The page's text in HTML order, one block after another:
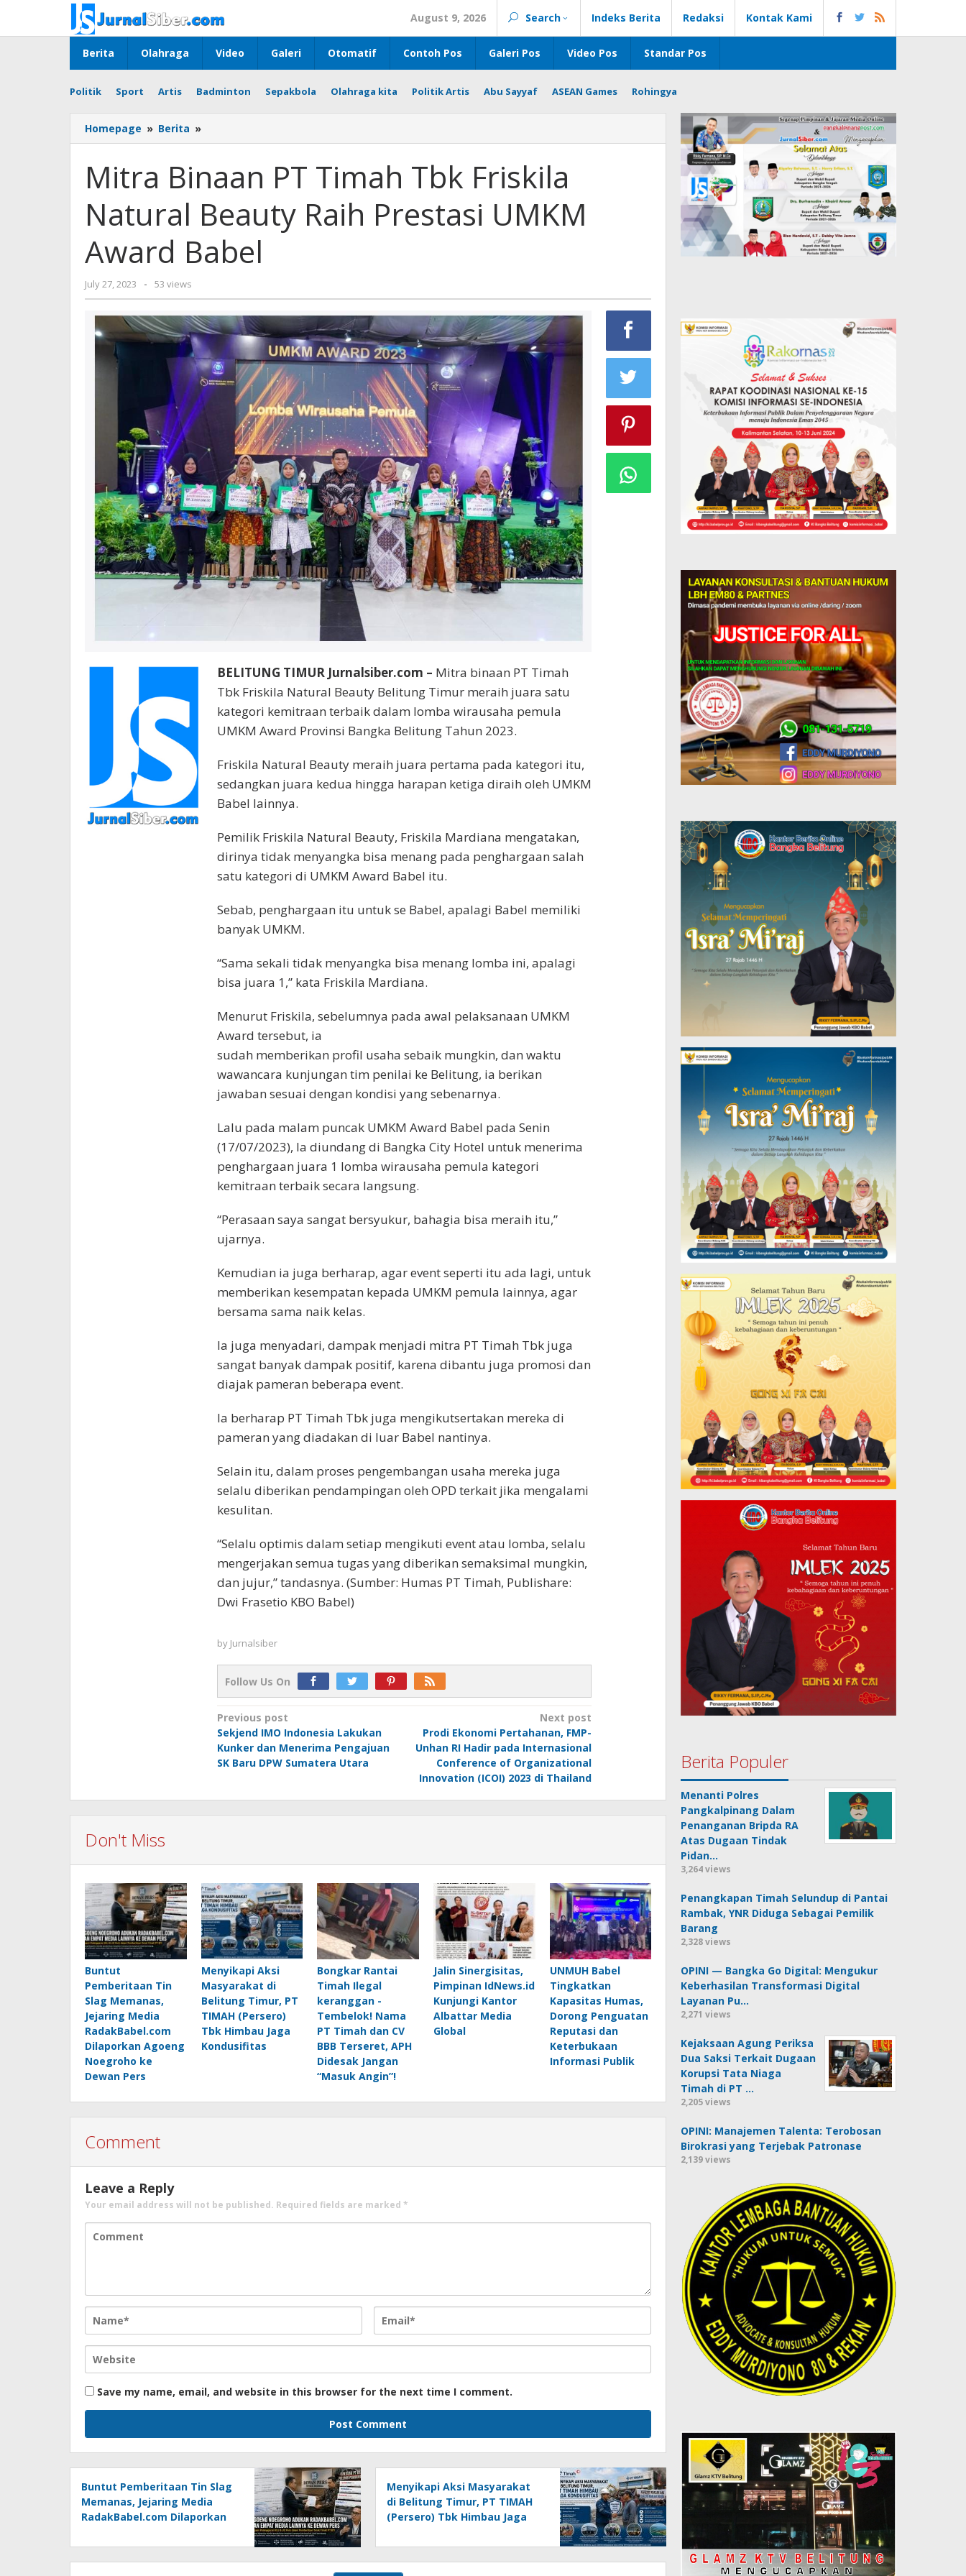
content
August 9, 2026 Search Indeks Berita Redaksi Kontak Kami
Berita Olahraga Video Galeri Otomatif Contoh Pos Galeri Pos Video Pos Standar Pos
Politik Sport Artis Badminton Sepakbola Olahraga kita Politik Artis Abu Sayyaf ASEAN Games Rohingya
Homepage » Berita »
Binaan
Timah
Tbk
Friskila
Natural
Raih
Prestasi
Mitra Binaan PT Timah Tbk Friskila
Natural Beauty Raih Prestasi UMKM
Award Babel
July 27, 2023
by
Jurnalsiber
- 53 views
BELITUNG TIMUR Jurnalsiber.com – Mitra binaan PT Timah
Tbk Friskila Natural Beauty Belitung Timur meraih juara satu
kategori kemitraan terbaik dalam lomba wirausaha pemula
UMKM Award Provinsi Bangka Belitung Tahun 2023.
Friskila Natural Beauty meraih juara pertama pada kategori itu,
sedangkan juara kedua hingga harapan ketiga diraih oleh UMKM
Babel lainnya.
Pemilik Friskila Natural Beauty, Friskila Mardiana mengatakan,
dirinya tidak menyangka bisa menang pada penghargaan salah
satu kategori di UMKM Award Babel itu.
Sebab, penghargaan itu untuk se Babel, apalagi Babel memiliki
banyak UMKM.
“Sama sekali tidak menyangka bisa menang lomba ini, apalagi
bisa juara 1,” kata Friskila Mardiana.
Menurut Friskila, sebelumnya pada awal pelaksanaan UMKM
Award tersebut, ia
sudah memberikan profil usaha sebaik mungkin, dan waktu
wawancara kunjungan tim penilai ke Belitung, ia berikan
jawaban sesuai dengan kondisi yang sebenarnya.
Lalu pada malam puncak UMKM Award Babel pada Senin
(17/07/2023), Ia diundang di Bangka City Hotel untuk menerima
penghargaan juara 1 lomba wirausaha pemula kategori
kemitraan terbaik secara langsung.
“Perasaan saya sangat bersyukur, bahagia bisa meraih itu,”
ujarnya.
Kemudian ia juga berharap, agar event seperti itu ada lagi, untuk
memberikan kesempatan kepada UMKM pemula lainnya, agar
bersama sama naik kelas.
Ia juga menyadari, dampak menjadi mitra PT Timah Tbk juga
sangat banyak dampak positif, karena dibantu juga promosi dan
diajak pameran beberapa event.
Ia berharap PT Timah Tbk juga mengikutsertakan mereka di
pameran yang diadakan di luar Babel nantinya.
Selain itu, dalam proses pengembangan usaha mereka juga
selalu diberikan pendampingan oleh OPD terkait jika mengalami
kesulitan.
“Selalu optimis dalam setiap mengikuti event atau lomba, selalu
mengerjakan semua tugas yang diberikan semaksimal mungkin,
dan jujur,” tandasnya. (Sumber: Humas PT Timah, Publishare:
Dwi Frasetio KBO Babel)
by Jurnalsiber
Follow Us On
Post
navigation
Previous post
Sekjend IMO Indonesia Lakukan
Kunker dan Menerima Pengajuan
SK Baru DPW Sumatera Utara
Next post
Prodi Ekonomi Pertahanan, FMP-
Unhan RI Hadir pada Internasional
Conference of Organizational
Innovation (ICOI) 2023 di Thailand
Don't Miss
Buntut
Pemberitaan Tin
Slag Memanas,
Jejaring Media
RadakBabel.com
Dilaporkan Agoeng
Noegroho ke
Dewan Pers
Menyikapi Aksi
Masyarakat di
Belitung Timur, PT
TIMAH (Persero)
Tbk Himbau Jaga
Kondusifitas
Bongkar Rantai
Timah Ilegal
keranggan -
Tembelok! Nama
PT Timah dan CV
BBB Terseret, APH
Didesak Jangan
“Masuk Angin”!
Jalin Sinergisitas,
Pimpinan IdNews.id
Kunjungi Kantor
Albattar Media
Global
UNMUH Babel
Tingkatkan
Kapasitas Humas,
Dorong Penguatan
Reputasi dan
Keterbukaan
Informasi Publik
Comment
Leave a Reply
Your email address will not be published. Required fields are marked *
Save my name, email, and website in this browser for the next time I comment.
Buntut Pemberitaan Tin Slag
Memanas, Jejaring Media
RadakBabel.com Dilaporkan
Pers
Menyikapi Aksi Masyarakat
di Belitung Timur, PT TIMAH
(Persero) Tbk Himbau Jaga
Berita Populer
Menanti Polres
Pangkalpinang Dalam
Penanganan Bripda RA
Atas Dugaan Tindak
Pidan…
3,264 views
Penangkapan Timah Selundup di Pantai
Rambak, YNR Diduga Sebagai Pemilik
Barang
2,328 views
OPINI — Bangka Go Digital: Mengukur
Keberhasilan Transformasi Digital
Layanan Pu…
2,271 views
Kejaksaan Agung Periksa
Dua Saksi Terkait Dugaan
Korupsi Tata Niaga
Timah di PT …
2,205 views
OPINI: Manajemen Talenta: Terobosan
Birokrasi yang Terjebak Patronase
2,139 views